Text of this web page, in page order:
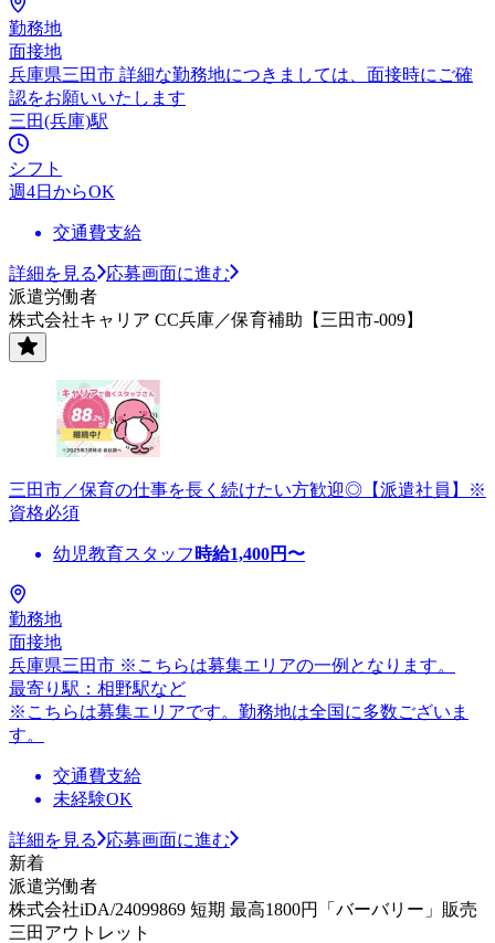
勤務地
面接地
兵庫県三田市 詳細な勤務地につきましては、面接時にご確
認をお願いいたします
三田(兵庫)駅
シフト
週4日からOK
交通費支給
詳細を見る
応募画面に進む
派遣労働者
株式会社キャリア CC兵庫／保育補助【三田市-009】
三田市／保育の仕事を長く続けたい方歓迎◎【派遣社員】※
資格必須
幼児教育スタッフ 時給1,400円〜
勤務地
面接地
兵庫県三田市 ※こちらは募集エリアの一例となります。
最寄り駅：相野駅など
※こちらは募集エリアです。勤務地は全国に多数ございま
す。
交通費支給
未経験OK
詳細を見る
応募画面に進む
新着
派遣労働者
株式会社iDA/24099869 短期 最高1800円「バーバリー」販売
三田アウトレット